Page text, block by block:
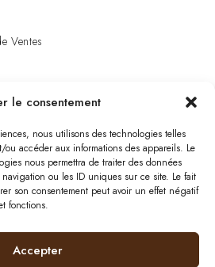
le consentement
nous utilisons des technologies telles
ou accéder aux informations des appareils. Le
nous permettra de traiter des données
ou les ID uniques sur ce site. Le fait
son consentement peut avoir un effet négatif
fonctions.
Accepter
Ventes
11
- 19:00